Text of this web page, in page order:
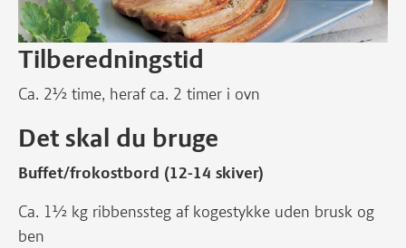
Tilberedningstid
Ca. 2½ time, heraf ca. 2 timer i ovn
Det skal du bruge
Buffet/frokostbord (12-14 skiver)
Ca. 1½ kg ribbenssteg af kogestykke uden brusk og
ben